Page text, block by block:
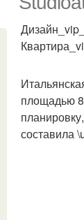
площадью
составила